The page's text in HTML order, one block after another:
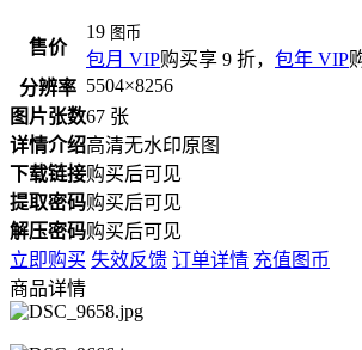
售价
19 图币
包月 VIP购买享 9 折， 包年 VIP
分辨率 5504×8256
图片张数67 张
详情介绍高清无水印原图
下载链接购买后可见
提取密码购买后可见
解压密码购买后可见
立即购买 失效反馈 订单详情 充值图币
商品详情